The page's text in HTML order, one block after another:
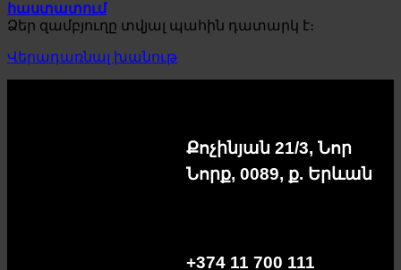
հաստատում
Ձեր զամբյուղը տվյալ պահին դատարկ է։
Վերադառնալ խանութ
Քոչինյան 21/3, Նոր
Նորք, 0089, ք. Երևան
+374 11 700 111